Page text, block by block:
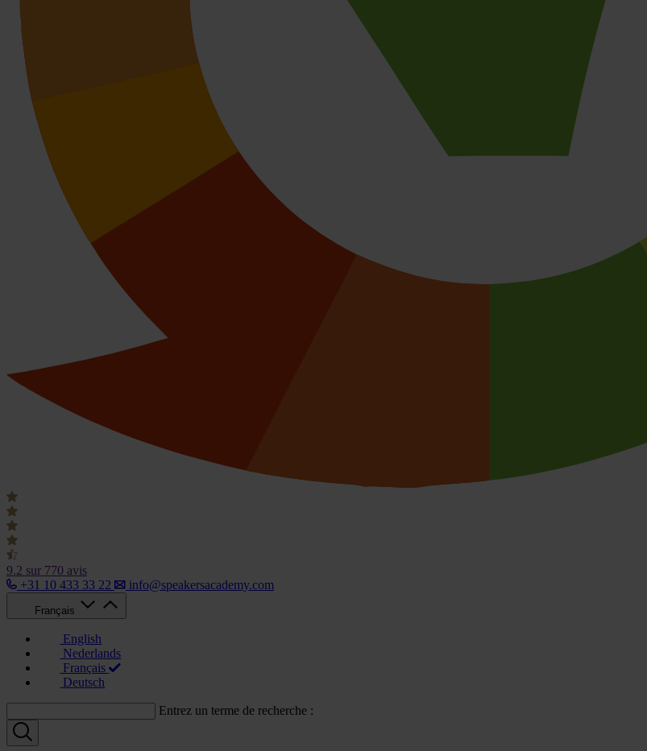
9.2 sur 770 avis
+31 10 433 33 22
info@speakersacademy.com
Français
English
Nederlands
Français
Deutsch
Entrez un terme de recherche :